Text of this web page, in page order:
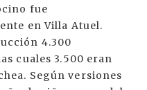
fue
en Villa Atuel.
4.300
cuales 3.500 eran
Según versiones